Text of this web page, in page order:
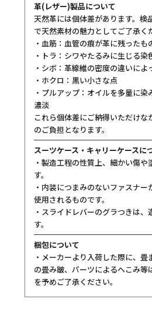
革(レザー)製品について
天然革には個体差があります。検
で天然素材の魅力としてご了承く
・血筋：血管の痕が革に残ったも
・トラ：シワやたるみに生じる染
・シボ：革線維の密度の違いに
・ホクロ：黒い小さな点
・プルアップ：オイルを多量に
濃淡
これら個体差にご納得いただけ
のご負担となります。
スーツケース・キャリーケースに
・製造工程の性質上、細かい傷
す。
・内装につまみのないファスナ
使用されるものです。
・スライドレバーのグラつきは
す。
梱包について
・メーカーより入荷した際に、
の畳み皺、パーツによるへこみ
を予めご了承ください。